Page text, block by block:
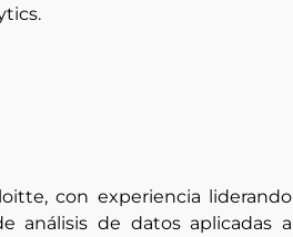
con experiencia liderando
análisis de datos aplicadas a